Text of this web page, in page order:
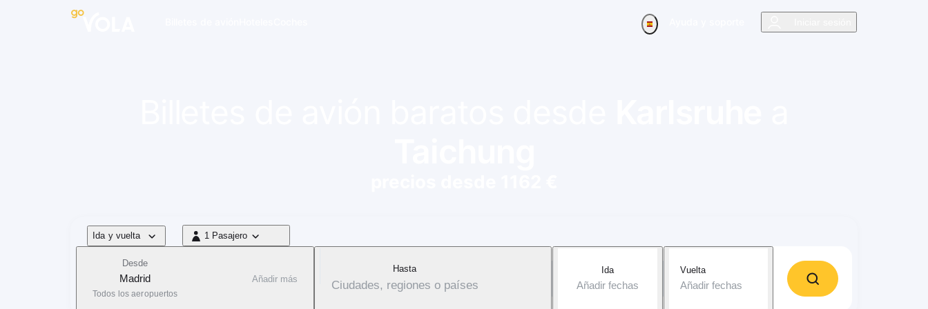
Tipo de vuelo
Ida y vuelta 1 Pasajero
1 Pasajero
Desde
Madrid
Todos los aeropuertos
Añadir más
Hasta
Ciudades, regiones o países
Ida
Añadir fechas
Vuelta
Añadir fechas